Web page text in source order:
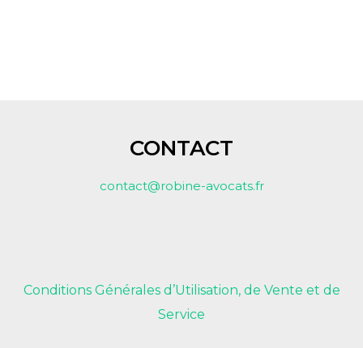
CONTACT
contact@robine-avocats.fr
Conditions Générales d’Utilisation, de Vente et de
Service